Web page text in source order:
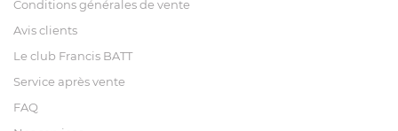
Conditions générales de vente
Avis clients
Le club Francis BATT
Service après vente
FAQ